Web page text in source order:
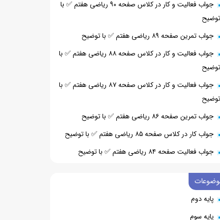
جواب فعالیت و کار در کلاس صفحه ۹۰ ریاضی هفتم ✅ با
توضیح
جواب تمرین صفحه ۸۹ ریاضی هفتم ✅ با توضیح
جواب فعالیت و کار در کلاس صفحه ۸۸ ریاضی هفتم ✅ با
توضیح
جواب فعالیت و کار در کلاس صفحه ۸۷ ریاضی هفتم ✅ با
توضیح
جواب تمرین صفحه ۸۶ ریاضی هفتم ✅ با توضیح
جواب کار در کلاس صفحه ۸۵ ریاضی هفتم ✅ با توضیح
جواب فعالیت صفحه ۸۴ ریاضی هفتم ✅ با توضیح
پایه دوم
پایه سوم